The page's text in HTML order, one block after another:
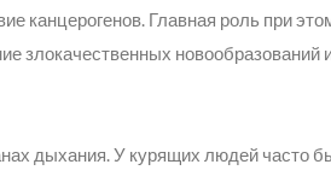
канцерогенов. Главная роль при
злокачественных новообразований
дыхания. У курящих людей часто